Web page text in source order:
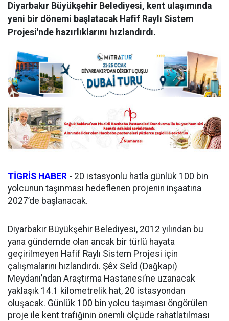
Diyarbakır Büyükşehir Belediyesi, kent ulaşımında
yeni bir dönemi başlatacak Hafif Raylı Sistem
Projesi'nde hazırlıklarını hızlandırdı.
TİGRİS HABER - 20 istasyonlu hatla günlük 100 bin
yolcunun taşınması hedeflenen projenin inşaatına
2027’de başlanacak.
Diyarbakır Büyükşehir Belediyesi, 2012 yılından bu
yana gündemde olan ancak bir türlü hayata
geçirilmeyen Hafif Raylı Sistem Projesi için
çalışmalarını hızlandırdı. Şêx Seîd (Dağkapı)
Meydanı’ndan Araştırma Hastanesi’ne uzanacak
yaklaşık 14.1 kilometrelik hat, 20 istasyondan
oluşacak. Günlük 100 bin yolcu taşıması öngörülen
proje ile kent trafiğinin önemli ölçüde rahatlatılması